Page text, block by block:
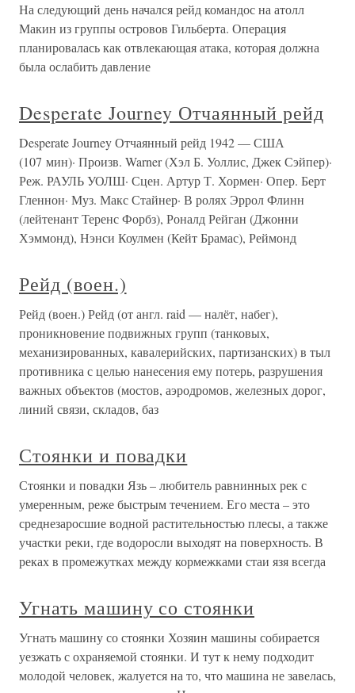
На следующий день начался рейд командос на атолл
Макин из группы островов Гильберта. Операция
планировалась как отвлекающая атака, которая должна
была ослабить давление
Desperate Journey Отчаянный рейд
Desperate Journey Отчаянный рейд 1942 — США
(107 мин)· Произв. Warner (Хэл Б. Уоллис, Джек Сэйпер)·
Реж. РАУЛЬ УОЛШ· Сцен. Артур Т. Хормен· Опер. Берт
Гленнон· Муз. Макс Стайнер· В ролях Эррол Флинн
(лейтенант Теренс Форбз), Роналд Рейган (Джонни
Хэммонд), Нэнси Коулмен (Кейт Брамас), Реймонд
Рейд (воен.)
Рейд (воен.) Рейд (от англ. raid — налёт, набег),
проникновение подвижных групп (танковых,
механизированных, кавалерийских, партизанских) в тыл
противника с целью нанесения ему потерь, разрушения
важных объектов (мостов, аэродромов, железных дорог,
линий связи, складов, баз
Стоянки и повадки
Стоянки и повадки Язь – любитель равнинных рек с
умеренным, реже быстрым течением. Его места – это
среднезаросшие водной растительностью плесы, а также
участки реки, где водоросли выходят на поверхность. В
реках в промежутках между кормежками стаи язя всегда
Угнать машину со стоянки
Угнать машину со стоянки Хозяин машины собирается
уезжать с охраняемой стоянки. И тут к нему подходит
молодой человек, жалуется на то, что машина не завелась,